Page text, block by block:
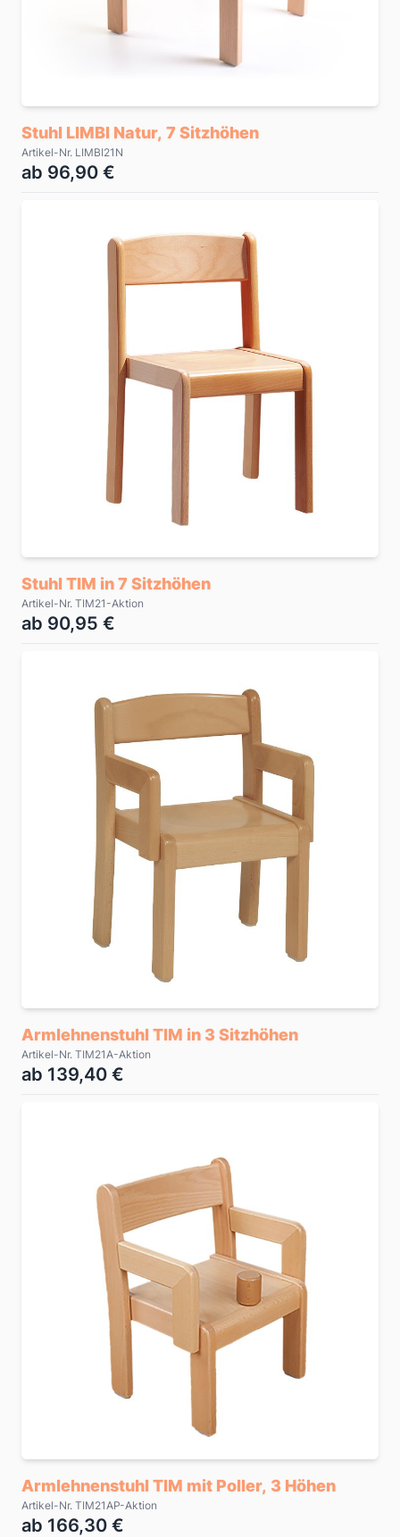
Stuhl LIMBI Natur, 7 Sitzhöhen
Artikel-Nr. LIMBI21N
ab 96,90 €
Stuhl TIM in 7 Sitzhöhen
Artikel-Nr. TIM21-Aktion
ab 90,95 €
Armlehnenstuhl TIM in 3 Sitzhöhen
Artikel-Nr. TIM21A-Aktion
ab 139,40 €
Armlehnenstuhl TIM mit Poller, 3 Höhen
Artikel-Nr. TIM21AP-Aktion
ab 166,30 €